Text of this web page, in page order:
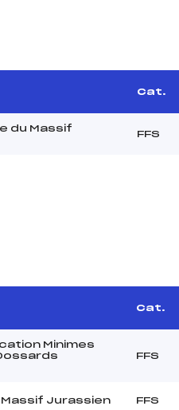
Cat.
du Massif
FFS
Cat.
Minimes
FFS
Massif Jurassien FFS